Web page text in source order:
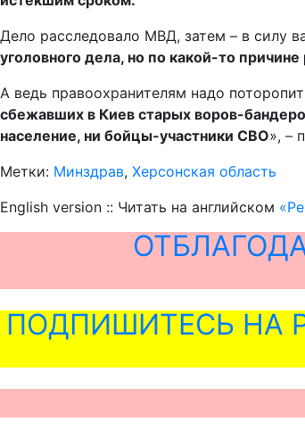
Дело расследовало МВД, затем – в силу
уголовного дела, но по какой-то
А ведь правоохранителям надо
сбежавших в Киев старых воров-
население, ни бойцы-участники СВО», –
Метки: Минздрав, Херсонская область
English version :: Читать на английском
ПОДПИШИТЕСЬ НА